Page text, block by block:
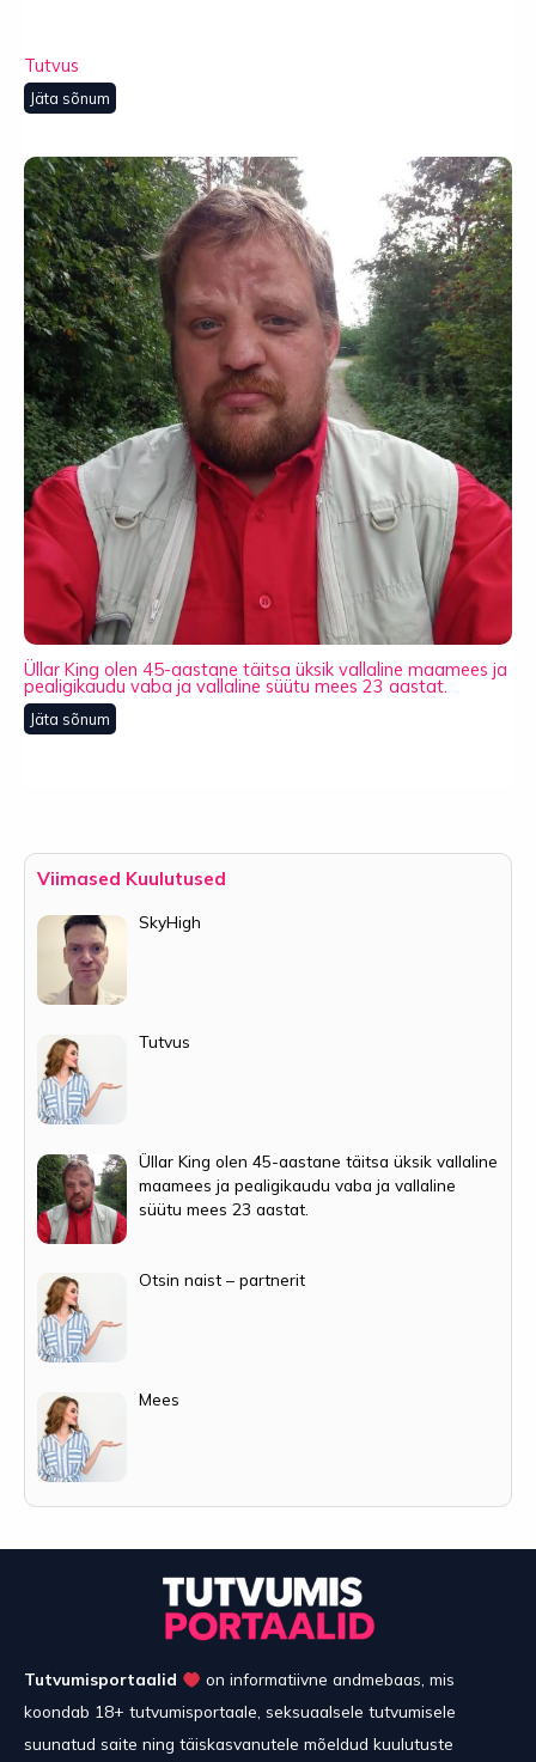
Tutvus
Jäta sõnum
Üllar King olen 45-aastane täitsa üksik vallaline maamees ja
pealigikaudu vaba ja vallaline süütu mees 23 aastat.
Jäta sõnum
Viimased Kuulutused
SkyHigh
Tutvus
Üllar King olen 45-aastane täitsa üksik vallaline
maamees ja pealigikaudu vaba ja vallaline
süütu mees 23 aastat.
Otsin naist – partnerit
Mees
Tutvumisportaalid
on informatiivne andmebaas, mis
koondab 18+ tutvumisportaale, seksuaalsele tutvumisele
suunatud saite ning täiskasvanutele mõeldud kuulutuste